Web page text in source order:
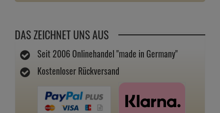
DAS ZEICHNET UNS AUS
Seit 2006 Onlinehandel "made in Germany"
Kostenloser Rückversand